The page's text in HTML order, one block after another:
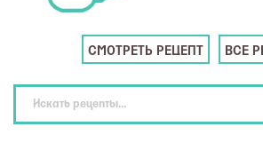
СМОТРЕТЬ РЕЦЕПТ ВСЕ